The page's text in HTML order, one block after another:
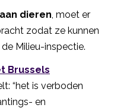
dieren , moet er
zodat ze kunnen
Milieu-inspectie.
Brussels
“het is verboden
en